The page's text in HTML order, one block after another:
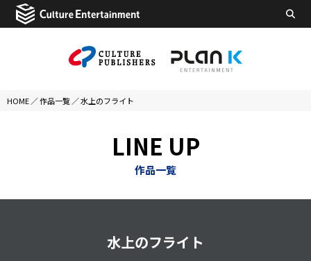
HOME ／作品一覧 ／水上のフライト
LINE UP
作品一覧
水上のフライト